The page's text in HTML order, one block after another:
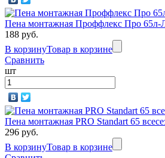
Пена монтажная Проффлекс Про
188 руб.
В корзинуТовар в корзине
Сравнить
шт
Пена монтажная PRO Standart 65
296 руб.
В корзинуТовар в корзине